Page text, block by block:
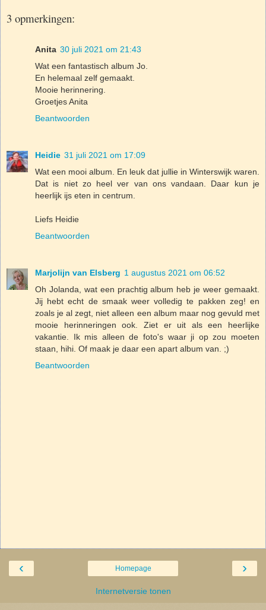
3 opmerkingen:
Anita 30 juli 2021 om 21:43
Wat een fantastisch album Jo.
En helemaal zelf gemaakt.
Mooie herinnering.
Groetjes Anita
Beantwoorden
Heidie 31 juli 2021 om 17:09
Wat een mooi album. En leuk dat jullie in Winterswijk waren.
Dat is niet zo heel ver van ons vandaan. Daar kun je
heerlijk ijs eten in centrum.
Liefs Heidie
Beantwoorden
Marjolijn van Elsberg 1 augustus 2021 om 06:52
Oh Jolanda, wat een prachtig album heb je weer gemaakt.
Jij hebt echt de smaak weer volledig te pakken zeg! en
zoals je al zegt, niet alleen een album maar nog gevuld met
mooie herinneringen ook. Ziet er uit als een heerlijke
vakantie. Ik mis alleen de foto's waar ji op zou moeten
staan, hihi. Of maak je daar een apart album van. ;)
Beantwoorden
‹ ›
Homepage
Internetversie tonen